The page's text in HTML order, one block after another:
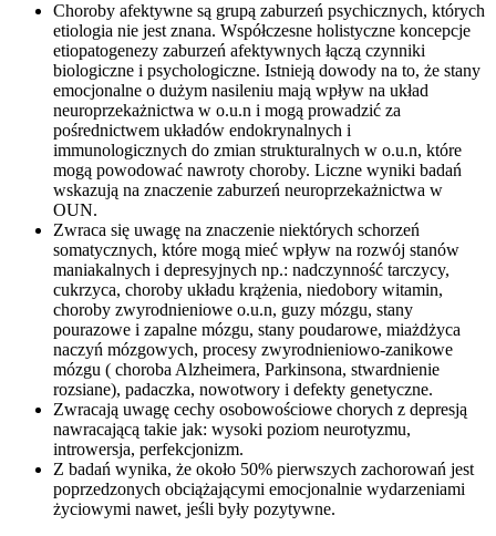
Choroby afektywne są grupą zaburzeń psychicznych, których
etiologia nie jest znana. Współczesne holistyczne koncepcje
etiopatogenezy zaburzeń afektywnych łączą czynniki
biologiczne i psychologiczne. Istnieją dowody na to, że stany
emocjonalne o dużym nasileniu mają wpływ na układ
neuroprzekażnictwa w o.u.n i mogą prowadzić za
pośrednictwem układów endokrynalnych i
immunologicznych do zmian strukturalnych w o.u.n, które
mogą powodować nawroty choroby. Liczne wyniki badań
wskazują na znaczenie zaburzeń neuroprzekażnictwa w
OUN.
Zwraca się uwagę na znaczenie niektórych schorzeń
somatycznych, które mogą mieć wpływ na rozwój stanów
maniakalnych i depresyjnych np.: nadczynność tarczycy,
cukrzyca, choroby układu krążenia, niedobory witamin,
choroby zwyrodnieniowe o.u.n, guzy mózgu, stany
pourazowe i zapalne mózgu, stany poudarowe, miażdżyca
naczyń mózgowych, procesy zwyrodnieniowo-zanikowe
mózgu ( choroba Alzheimera, Parkinsona, stwardnienie
rozsiane), padaczka, nowotwory i defekty genetyczne.
Zwracają uwagę cechy osobowościowe chorych z depresją
nawracającą takie jak: wysoki poziom neurotyzmu,
introwersja, perfekcjonizm.
Z badań wynika, że około 50% pierwszych zachorowań jest
poprzedzonych obciążającymi emocjonalnie wydarzeniami
życiowymi nawet, jeśli były pozytywne.